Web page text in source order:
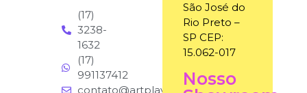
(17)
3238-
1632
(17)
991137412
contato@artplaybrinquedos.com.br
São José do
Rio Preto –
SP CEP:
15.062-017
Nosso